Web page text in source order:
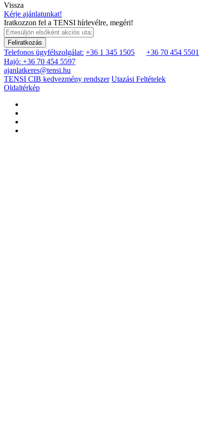
Vissza
Kérje ajánlatunkat!
Iratkozzon fel a TENSI hírlevélre, megéri!
Feliratkozás
Telefonos ügyfélszolgálat: +36 1 345 1505
+36 70 454 5501
Hajó: +36 70 454 5597
ajanlatkeres@tensi.hu
TENSI CIB kedvezmény rendszer Utazási Feltételek
Oldaltérkép